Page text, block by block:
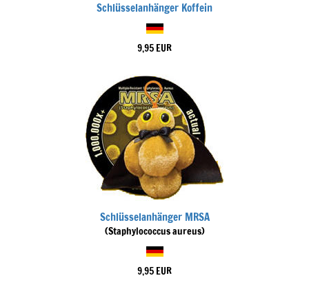
Schlüsselanhänger Koffein
9,95 EUR
Schlüsselanhänger MRSA
(Staphylococcus aureus)
9,95 EUR